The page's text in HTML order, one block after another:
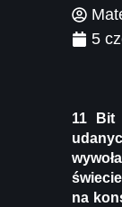
5
11 Bit
na